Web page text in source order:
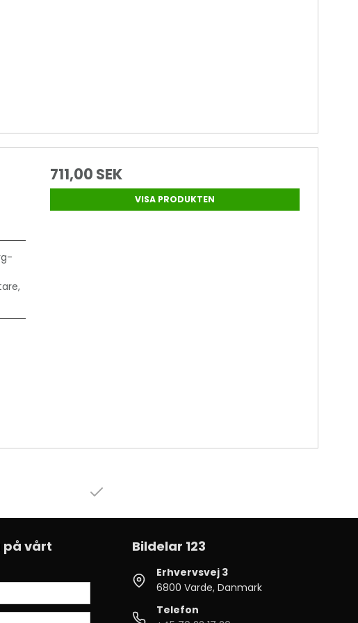
711,00 SEK
VISA PRODUKTEN
på vårt
Bildelar 123
Erhvervsvej 3
6800 Varde, Danmark
Telefon